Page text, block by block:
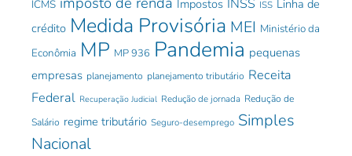
ICMS Impostos INSS ISS Linha de
crédito Medida Provisória MEI Ministério da
Econômia MP MP 936 Pandemia pequenas
empresas planejamento planejamento tributário Receita
Federal Recuperação Judicial Redução de jornada Redução de
Salário regime tributário Seguro-desemprego Simples
Nacional